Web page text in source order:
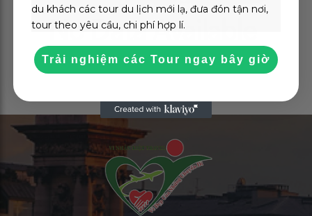
du khách các tour du lịch mới lạ, đưa đón tận nơi,
tour theo yêu cầu, chi phí hợp lí.
Trải nghiệm các Tour ngay bây giờ